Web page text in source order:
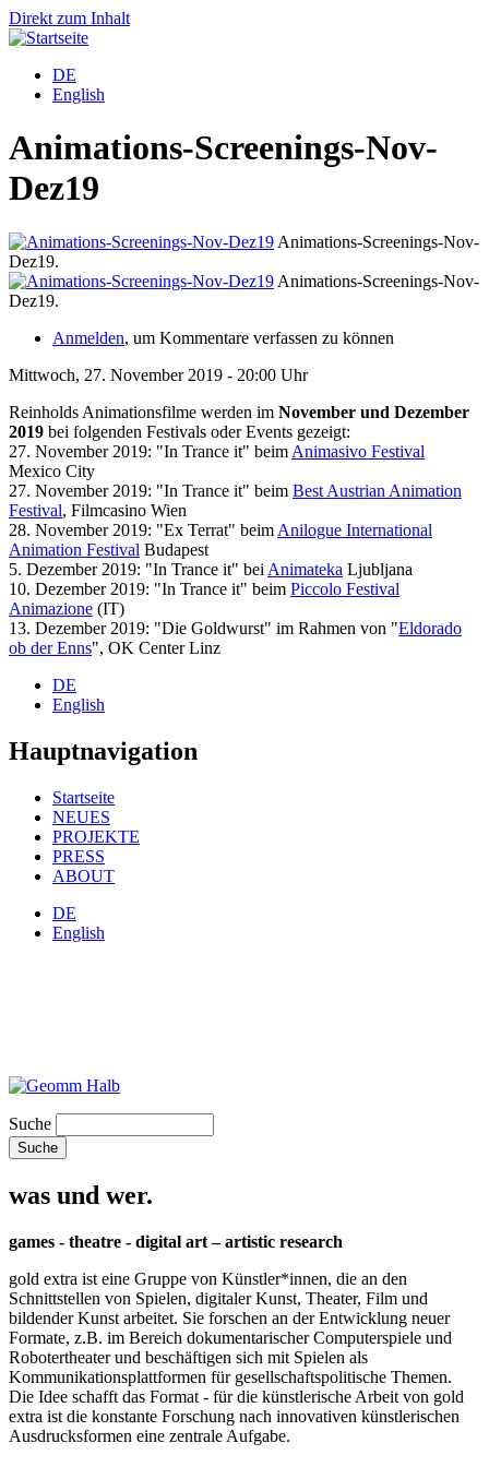
Direkt zum Inhalt
DE
English
Animations-Screenings-Nov-
Dez19
Animations-Screenings-Nov-
Dez19.
Animations-Screenings-Nov-
Dez19.
Anmelden, um Kommentare verfassen zu können
Mittwoch, 27. November 2019 - 20:00 Uhr
Reinholds Animationsfilme werden im November und Dezember
2019 bei folgenden Festivals oder Events gezeigt:
27. November 2019: "In Trance it" beim Animasivo Festival
Mexico City
27. November 2019: "In Trance it" beim Best Austrian Animation
Festival, Filmcasino Wien
28. November 2019: "Ex Terrat" beim Anilogue International
Animation Festival Budapest
5. Dezember 2019: "In Trance it" bei Animateka Ljubljana
10. Dezember 2019: "In Trance it" beim Piccolo Festival
Animazione (IT)
13. Dezember 2019: "Die Goldwurst" im Rahmen von "Eldorado
ob der Enns", OK Center Linz
DE
English
Hauptnavigation
Startseite
NEUES
PROJEKTE
PRESS
ABOUT
DE
English
Suche
was und wer.
games - theatre - digital art – artistic research
gold extra ist eine Gruppe von Künstler*innen, die an den
Schnittstellen von Spielen, digitaler Kunst, Theater, Film und
bildender Kunst arbeitet. Sie forschen an der Entwicklung neuer
Formate, z.B. im Bereich dokumentarischer Computerspiele und
Robotertheater und beschäftigen sich mit Spielen als
Kommunikationsplattformen für gesellschaftspolitische Themen.
Die Idee schafft das Format - für die künstlerische Arbeit von gold
extra ist die konstante Forschung nach innovativen künstlerischen
Ausdrucksformen eine zentrale Aufgabe.